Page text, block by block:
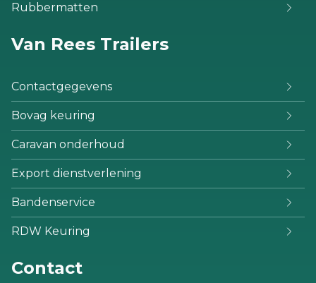
Rubbermatten
Van Rees Trailers
Contactgegevens
Bovag keuring
Caravan onderhoud
Export dienstverlening
Bandenservice
RDW Keuring
Contact